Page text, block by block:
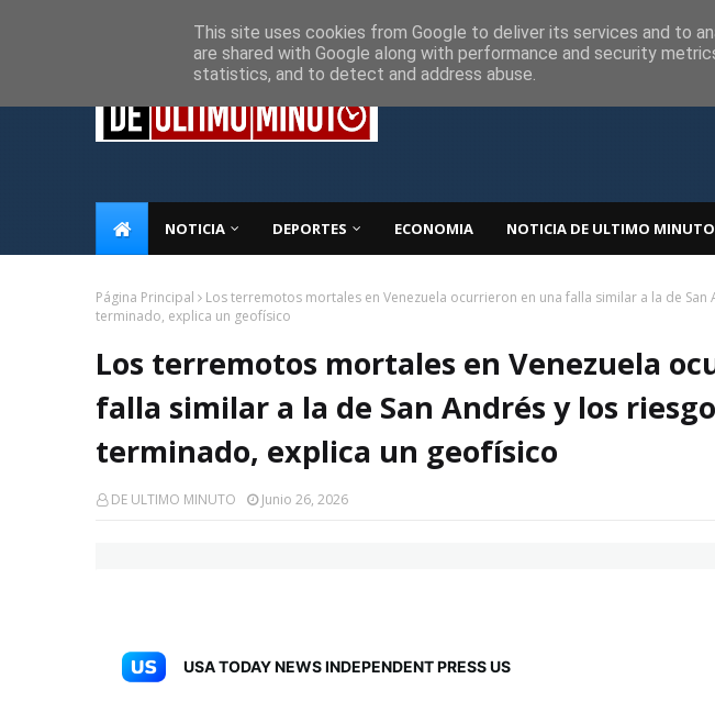
NOTICIA DEPORTES ECONOMIA NOTICIA DE ULTIMO MINUTO
Página Principal
Los terremotos mortales en Venezuela ocurrieron en una falla similar a la de San
terminado, explica un geofísico
Los terremotos mortales en Venezuela
falla similar a la de San Andrés y los
terminado, explica un geofísico
DE ULTIMO MINUTO Junio 26, 2026
USA TODAY NEWS INDEPENDENT PRESS US
This site uses cookies from Google to deliver its services and to
are shared with Google along with performance and security
statistics, and to detect and address abuse.